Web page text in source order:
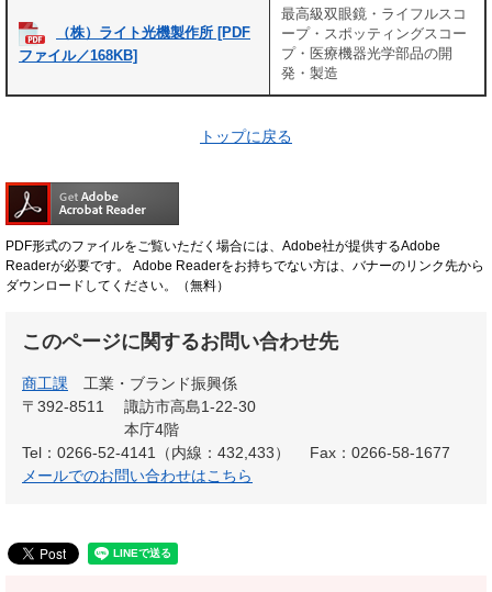
（株）ライト光機製作所 [PDF
ファイル／168KB]
最高級双眼鏡・ライフルスコ
ープ・スポッティングスコー
プ・医療機器光学部品の開
発・製造
トップに戻る
PDF形式のファイルをご覧いただく場合には、Adobe社が提供するAdobe
Readerが必要です。
Adobe Readerをお持ちでない方は、バナーのリンク先から
ダウンロードしてください。（無料）
このページに関するお問い合わせ先
商工課
工業・ブランド振興係
〒392-8511
諏訪市高島1-22-30
本庁4階
Tel：0266-52-4141（内線：432,433）
Fax：0266-58-1677
メールでのお問い合わせはこちら